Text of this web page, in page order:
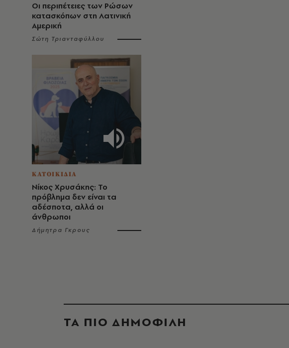
Οι περιπέτειες των Ρώσων
κατασκόπων στη Λατινική
Αμερική
Σώτη Τριανταφύλλου
ΚΑΤΟΙΚΙΔΙΑ
Νίκος Χρυσάκης: Το
πρόβλημα δεν είναι τα
αδέσποτα, αλλά οι
άνθρωποι
Δήμητρα Γκρους
ΤΑ ΠΙΟ ΔΗΜΟΦΙΛΗ